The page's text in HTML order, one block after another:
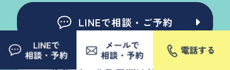
LINEで相談・ご予約